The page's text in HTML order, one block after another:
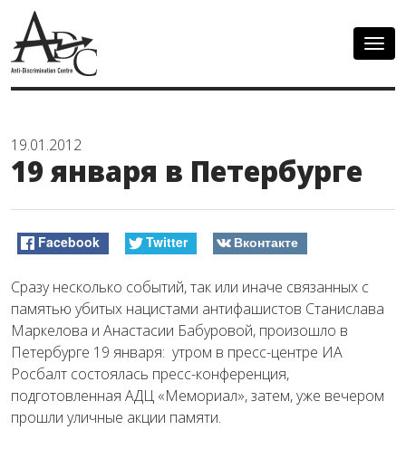
19.01.2012
19 января в Петербурге
Facebook Twitter Вконтакте
Сразу несколько событий, так или иначе связанных с
памятью убитых нацистами антифашистов Станислава
Маркелова и Анастасии Бабуровой, произошло в
Петербурге 19 января: утром в пресс-центре ИА
Росбалт состоялась пресс-конференция,
подготовленная АДЦ «Мемориал», затем, уже вечером
прошли уличные акции памяти.